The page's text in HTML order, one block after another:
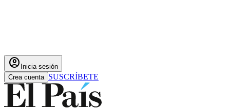
account_circle Inicia sesión
Crea cuenta SUSCRÍBETE